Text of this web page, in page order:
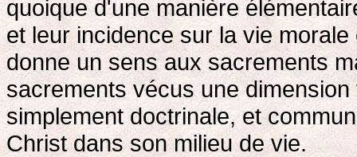
quoique d'une manière
et leur incidence sur la vie
donne un sens aux sacrements
sacrements vécus une
simplement doctrinale, et
Christ dans son milieu de vie.